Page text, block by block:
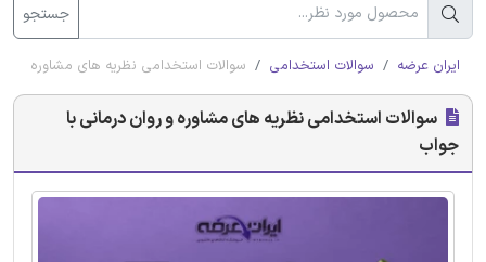
جستجو
ایران عرضه سوالات استخدامی سوالات استخدامی نظریه های مشاوره و
سوالات استخدامی نظریه های مشاوره و روان درمانی با
جواب